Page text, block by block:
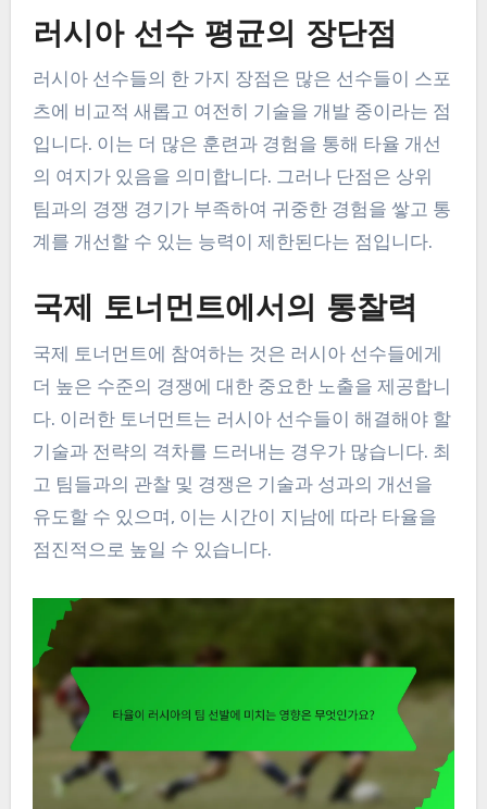
러시아 선수 평균의 장단점
러시아 선수들의 한 가지 장점은 많은 선수들이 스포
츠에 비교적 새롭고 여전히 기술을 개발 중이라는 점
입니다. 이는 더 많은 훈련과 경험을 통해 타율 개선
의 여지가 있음을 의미합니다. 그러나 단점은 상위
팀과의 경쟁 경기가 부족하여 귀중한 경험을 쌓고 통
계를 개선할 수 있는 능력이 제한된다는 점입니다.
국제 토너먼트에서의 통찰력
국제 토너먼트에 참여하는 것은 러시아 선수들에게
더 높은 수준의 경쟁에 대한 중요한 노출을 제공합니
다. 이러한 토너먼트는 러시아 선수들이 해결해야 할
기술과 전략의 격차를 드러내는 경우가 많습니다. 최
고 팀들과의 관찰 및 경쟁은 기술과 성과의 개선을
유도할 수 있으며, 이는 시간이 지남에 따라 타율을
점진적으로 높일 수 있습니다.